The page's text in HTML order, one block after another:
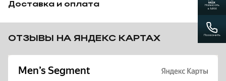
Доставка и оплата
ОТЗЫВЫ НА ЯНДЕКС КАРТАХ
Написать
в MAX
Позвонить